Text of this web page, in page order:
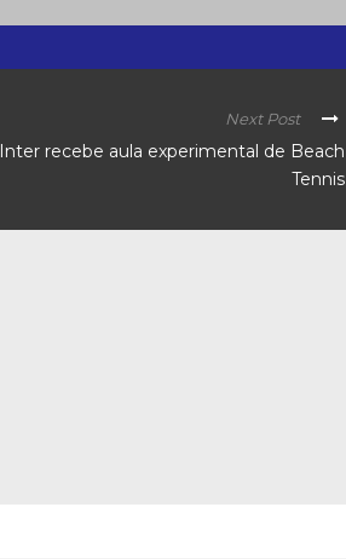
Next Post
Inter recebe aula experimental de Beach
Tennis